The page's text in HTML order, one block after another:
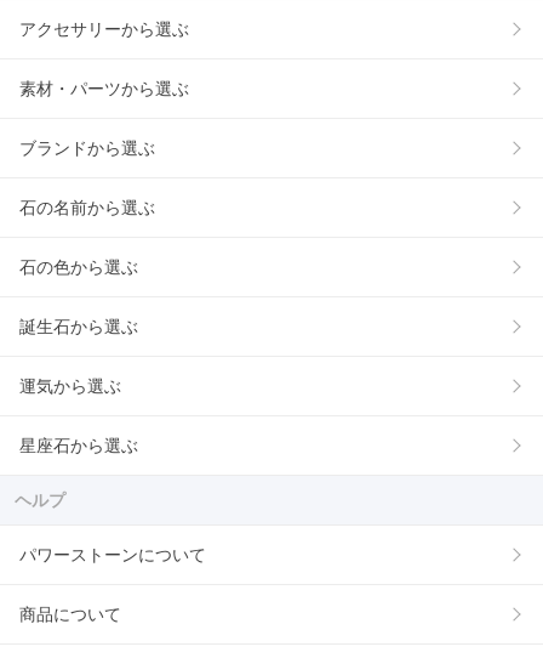
アクセサリーから選ぶ
素材・パーツから選ぶ
ブランドから選ぶ
石の名前から選ぶ
石の色から選ぶ
誕生石から選ぶ
運気から選ぶ
星座石から選ぶ
ヘルプ
パワーストーンについて
商品について